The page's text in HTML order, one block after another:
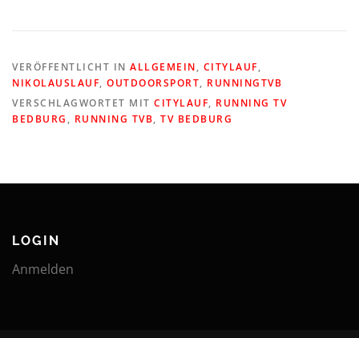
VERÖFFENTLICHT IN ALLGEMEIN, CITYLAUF,
NIKOLAUSLAUF, OUTDOORSPORT, RUNNINGTVB
VERSCHLAGWORTET MIT CITYLAUF, RUNNING TV
BEDBURG , RUNNING TVB, TV BEDBURG
LOGIN
Anmelden